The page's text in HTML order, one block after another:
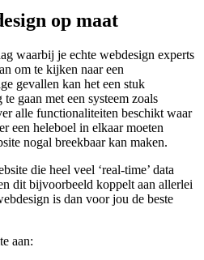
op maat
waarbij je echte webdesign experts
om te kijken naar een
gevallen kan het een stuk
gaan met een systeem zoals
alle functionaliteiten beschikt waar
een heleboel in elkaar moeten
nogal breekbaar kan maken.
die heel veel ‘real-time’ data
dit bijvoorbeeld koppelt aan allerlei
is dan voor jou de beste
aan: